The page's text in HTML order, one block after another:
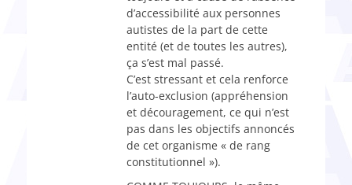
d’accessibilité aux personnes
autistes de la part de cette
entité (et de toutes les autres),
ça s’est mal passé.
C’est stressant et cela renforce
l’auto-exclusion (appréhension
et découragement, ce qui n’est
pas dans les objectifs annoncés
de cet organisme « de rang
constitutionnel »).